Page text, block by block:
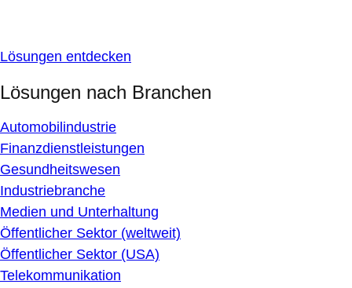
Lösungen entdecken
Lösungen nach Branchen
Automobilindustrie
Finanzdienstleistungen
Gesundheitswesen
Industriebranche
Medien und Unterhaltung
Öffentlicher Sektor (weltweit)
Öffentlicher Sektor (USA)
Telekommunikation